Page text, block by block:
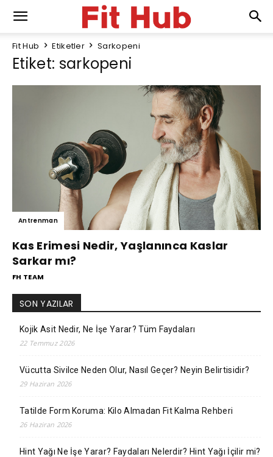
Fit Hub Etiketler Sarkopeni
Etiket: sarkopeni
Antrenman
Kas Erimesi Nedir, Yaşlanınca Kaslar
Sarkar mı?
FH TEAM
SON YAZILAR
Kojik Asit Nedir, Ne İşe Yarar? Tüm Faydaları
22 Temmuz 2026
Vücutta Sivilce Neden Olur, Nasıl Geçer? Neyin Belirtisidir?
29 Haziran 2026
Tatilde Form Koruma: Kilo Almadan Fit Kalma Rehberi
26 Haziran 2026
Hint Yağı Ne İşe Yarar? Faydaları Nelerdir? Hint Yağı İçilir mi?